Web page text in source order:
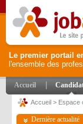
Le premier portail
l'ensemble des
Accueil
Accueil > Espace
Dernière actualité